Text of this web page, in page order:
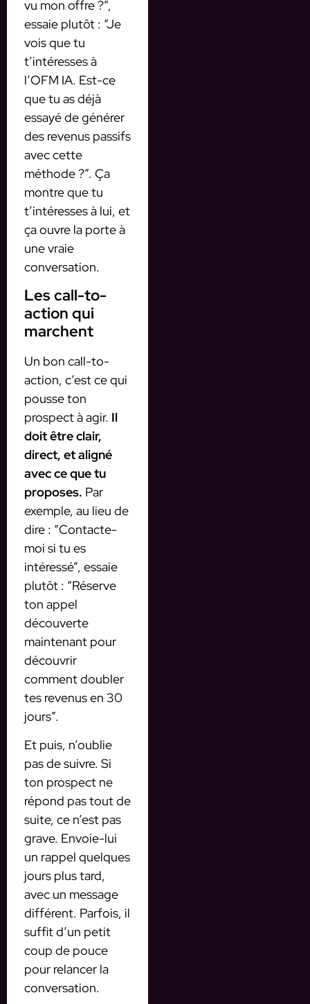
vu mon offre ?”,
essaie plutôt : “Je
vois que tu
t’intéresses à
l’OFM IA. Est-ce
que tu as déjà
essayé de générer
des revenus passifs
avec cette
méthode ?”. Ça
montre que tu
t’intéresses à lui, et
ça ouvre la porte à
une vraie
conversation.
Les call-to-
action qui
marchent
Un bon call-to-
action, c’est ce qui
pousse ton
prospect à agir. Il
doit être clair,
direct, et aligné
avec ce que tu
proposes. Par
exemple, au lieu de
dire : “Contacte-
moi si tu es
intéressé”, essaie
plutôt : “Réserve
ton appel
découverte
maintenant pour
découvrir
comment doubler
tes revenus en 30
jours”.
Et puis, n’oublie
pas de suivre. Si
ton prospect ne
répond pas tout de
suite, ce n’est pas
grave. Envoie-lui
un rappel quelques
jours plus tard,
avec un message
différent. Parfois, il
suffit d’un petit
coup de pouce
pour relancer la
conversation.